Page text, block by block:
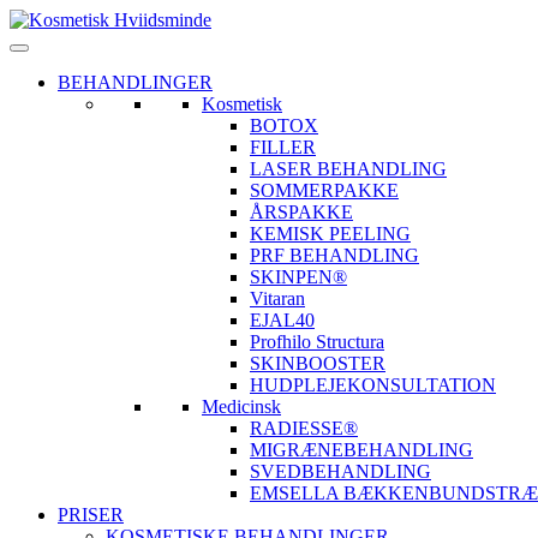
BEHANDLINGER
Kosmetisk
BOTOX
FILLER
LASER BEHANDLING
SOMMERPAKKE
ÅRSPAKKE
KEMISK PEELING
PRF BEHANDLING
SKINPEN®
Vitaran
EJAL40
Profhilo Structura
SKINBOOSTER
HUDPLEJEKONSULTATION
Medicinsk
RADIESSE®
MIGRÆNEBEHANDLING
SVEDBEHANDLING
EMSELLA
PRISER